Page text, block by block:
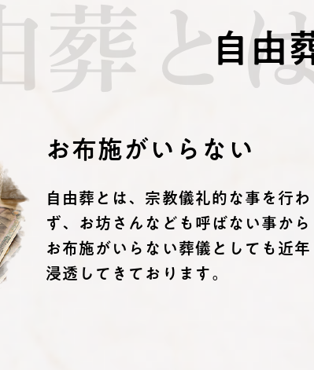
自由
葬と
お布施がいらない
自由葬とは、宗教儀礼的な事を行わ
ず、お坊さんなども呼ばない事から
お布施がいらない葬儀としても近年
浸透してきております。